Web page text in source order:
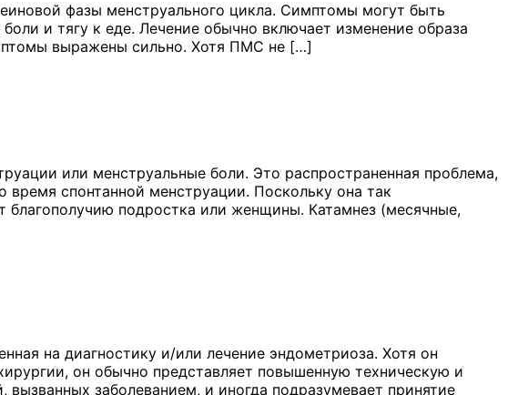
фазы менструального цикла. Симптомы могут быть
и тягу к еде. Лечение обычно включает изменение образа
выражены сильно. Хотя ПМС не […]
или менструальные боли. Это распространенная проблема,
спонтанной менструации. Поскольку она так
благополучию подростка или женщины. Катамнез (месячные,
на диагностику и/или лечение эндометриоза. Хотя он
он обычно представляет повышенную техническую и
заболеванием, и иногда подразумевает принятие